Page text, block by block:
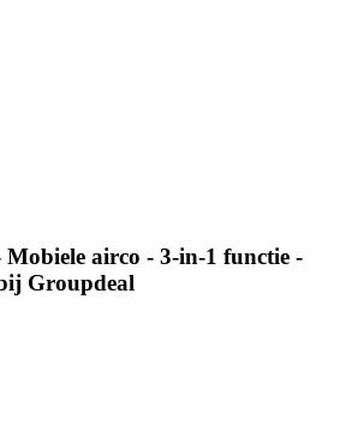
airco - 3-in-1 functie -
Groupdeal